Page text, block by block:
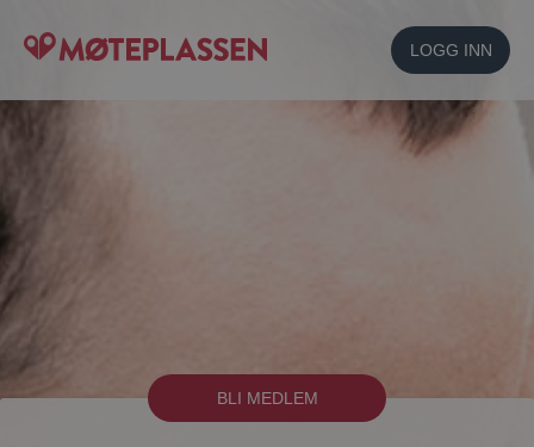
LOGG INN
BLI MEDLEM